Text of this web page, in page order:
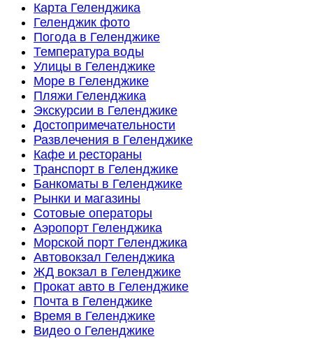
Карта Геленджика
Геленджик фото
Погода в Геленджике
Температура воды
Улицы в Геленджике
Море в Геленджике
Пляжи Геленджика
Экскурсии в Геленджике
Достопримечательности
Развлечения в Геленджике
Кафе и рестораны
Транспорт в Геленджике
Банкоматы в Геленджике
Рынки и магазины
Сотовые операторы
Аэропорт Геленджика
Морской порт Геленджика
Автовокзал Геленджика
ЖД вокзал в Геленджике
Прокат авто в Геленджике
Почта в Геленджике
Время в Геленджике
Видео о Геленджике